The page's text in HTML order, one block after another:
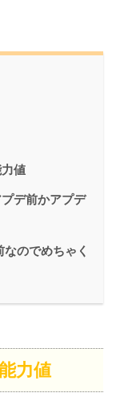
値
デ前かアプデ
のでめちゃく
力値